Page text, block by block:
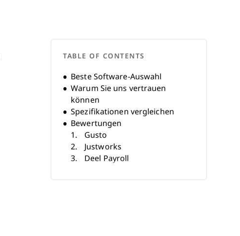
TABLE OF CONTENTS
Beste Software-Auswahl
Warum Sie uns vertrauen
können
Spezifikationen vergleichen
Bewertungen
Gusto
Justworks
Deel Payroll
Paylocity